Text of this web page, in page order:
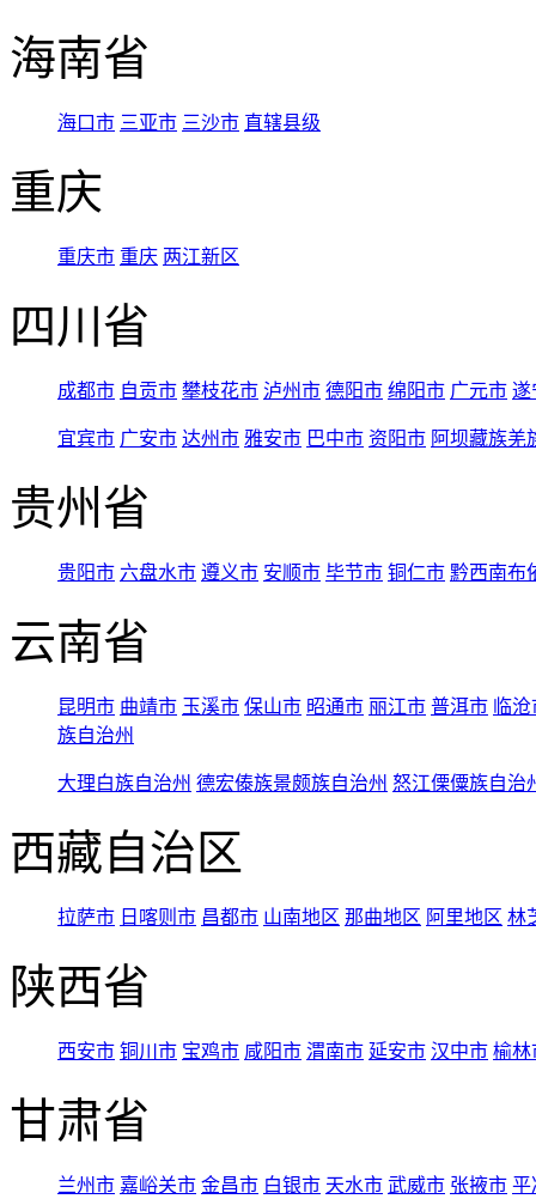
海南省
海口市 三亚市 三沙市 直辖县级
重庆
重庆市 重庆 两江新区
四川省
成都市 自贡市 攀枝花市 泸州市 德阳市 绵阳市 广元市 遂
宜宾市 广安市 达州市 雅安市 巴中市 资阳市 阿坝藏族羌
贵州省
贵阳市 六盘水市 遵义市 安顺市 毕节市 铜仁市 黔西南布
云南省
昆明市 曲靖市 玉溪市 保山市 昭通市 丽江市 普洱市 临
族自治州
大理白族自治州 德宏傣族景颇族自治州 怒江傈僳族自治
西藏自治区
拉萨市 日喀则市 昌都市 山南地区 那曲地区 阿里地区 林
陕西省
西安市 铜川市 宝鸡市 咸阳市 渭南市 延安市 汉中市 榆林
甘肃省
兰州市 嘉峪关市 金昌市 白银市 天水市 武威市 张掖市 平